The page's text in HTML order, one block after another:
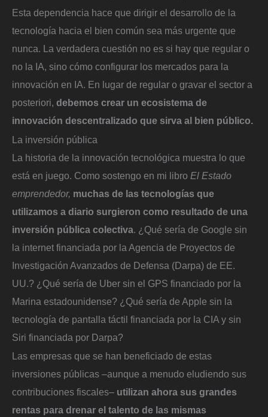
Esta dependencia hace que dirigir el desarrollo de la
tecnología hacia el bien común sea más urgente que
nunca. La verdadera cuestión no es si hay que regular o
no la IA, sino cómo configurar los mercados para la
innovación en IA. En lugar de regular o gravar el sector a
posteriori, debemos crear un ecosistema de
innovación descentralizado que sirva al bien público.
La inversión pública
La historia de la innovación tecnológica muestra lo que
está en juego. Como sostengo en mi libro El Estado
emprendedor, muchas de las tecnologías que
utilizamos a diario surgieron como resultado de una
inversión pública colectiva. ¿Qué sería de Google sin
la internet financiada por la Agencia de Proyectos de
Investigación Avanzados de Defensa (Darpa) de EE.
UU.? ¿Qué sería de Uber sin el GPS financiado por la
Marina estadounidense? ¿Qué sería de Apple sin la
tecnología de pantalla táctil financiada por la CIA y sin
Siri financiada por Darpa?
Las empresas que se han beneficiado de estas
inversiones públicas –aunque a menudo eludiendo sus
contribuciones fiscales– utilizan ahora sus grandes
rentas para drenar el talento de las mismas